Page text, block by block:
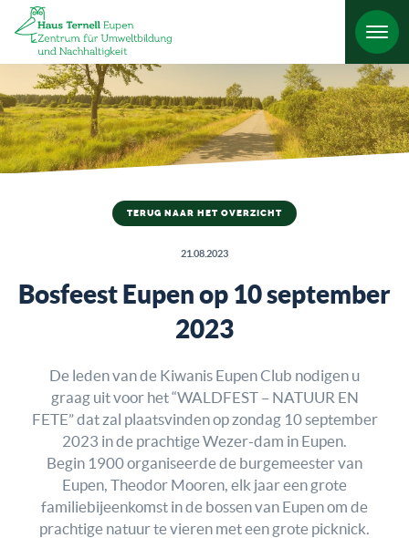
TERUG NAAR HET OVERZICHT
21.08.2023
Bosfeest Eupen op 10 september
2023
De leden van de Kiwanis Eupen Club nodigen u
graag uit voor het “WALDFEST – NATUUR EN
FETE” dat zal plaatsvinden op zondag 10 september
2023 in de prachtige Wezer-dam in Eupen.
Begin 1900 organiseerde de burgemeester van
Eupen, Theodor Mooren, elk jaar een grote
familiebijeenkomst in de bossen van Eupen om de
prachtige natuur te vieren met een grote picknick.